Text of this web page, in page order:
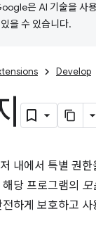
은 AI 기술을 사
을 수 있습니다.
Develop
내에서 특별 권
당 프로그램의 모
하게 보호하고